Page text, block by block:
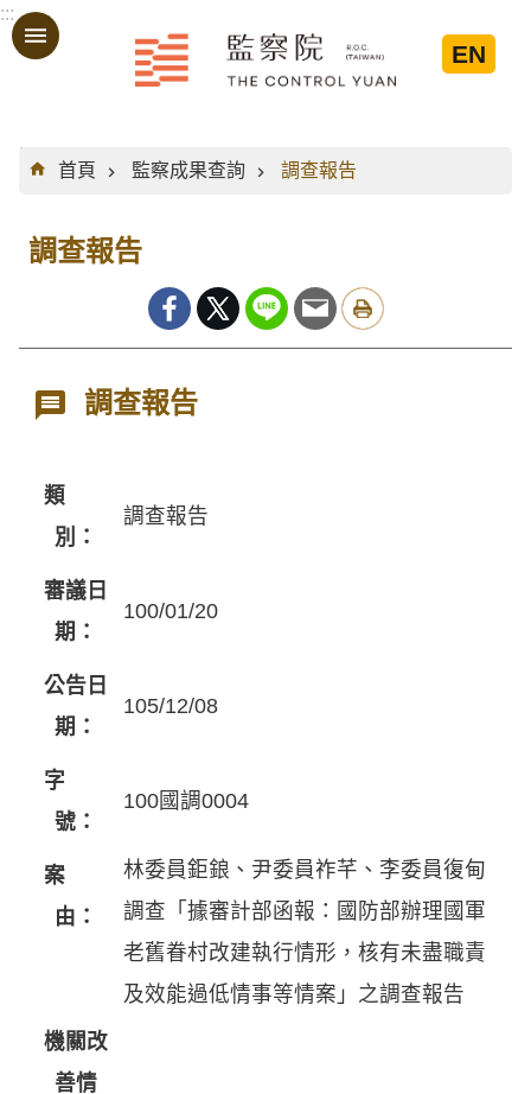
跳到主要內容區塊
:::
EN
:::
首頁
監察成果查詢 調查報告
調查報告
調查報告
類
別：
調查報告
審議日
期：
100/01/20
公告日
期：
105/12/08
字
號：
100國調0004
案
由：
林委員鉅鋃、尹委員祚芊、李委員復甸
調查「據審計部函報：國防部辦理國軍
老舊眷村改建執行情形，核有未盡職責
及效能過低情事等情案」之調查報告
機關改
善情